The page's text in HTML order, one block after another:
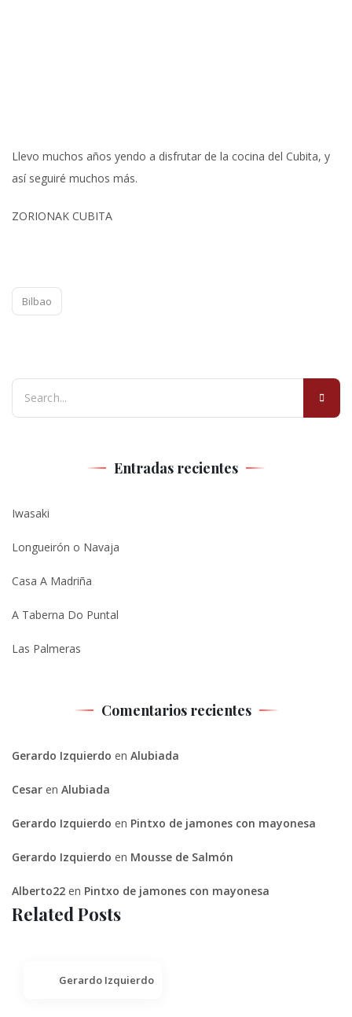
Llevo muchos años yendo a disfrutar de la cocina del Cubita, y
así seguiré muchos más.
ZORIONAK CUBITA
Bilbao
Entradas recientes
Iwasaki
Longueirón o Navaja
Casa A Madriña
A Taberna Do Puntal
Las Palmeras
Comentarios recientes
Gerardo Izquierdo en Alubiada
Cesar en Alubiada
Gerardo Izquierdo en Pintxo de jamones con mayonesa
Gerardo Izquierdo en Mousse de Salmón
Alberto22 en Pintxo de jamones con mayonesa
Related Posts
Gerardo Izquierdo